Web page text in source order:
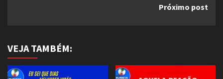
Próximo post
VEJA TAMBÉM: